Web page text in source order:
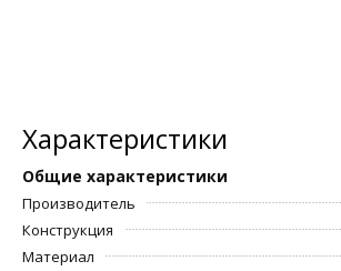
Характеристики
Общие характеристики
Производитель
Конструкция
Материал